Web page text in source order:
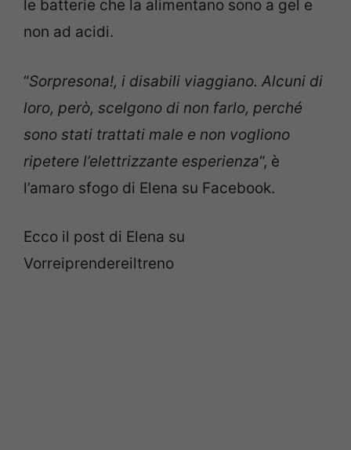
le batterie che la alimentano sono a gel e
non ad acidi.
“Sorpresona!, i disabili viaggiano. Alcuni di
loro, però, scelgono di non farlo, perché
sono stati trattati male e non vogliono
ripetere l’elettrizzante esperienza“, è
l’amaro sfogo di Elena su Facebook.
Ecco il post di Elena su
Vorreiprendereiltreno